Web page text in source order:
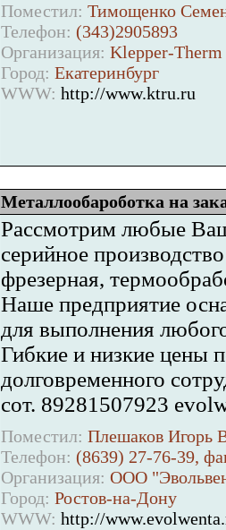
Поместил: Тимощенко
Телефон: (343)2905893
Организация: Klepper-
Город: Екатеринбург
WWW: http://www.ktru.ru
Металлообароботка на
Рассмотрим любые
серийное
фрезерная,
Наше предприятие
для выполнения
Гибкие и низкие цены
долговременного
сот. 89281507923
Поместил: Плешаков Игорь
Телефон: (8639) 27-76-39,
Организация: ООО
Город: Ростов-на-Дону
WWW: http://